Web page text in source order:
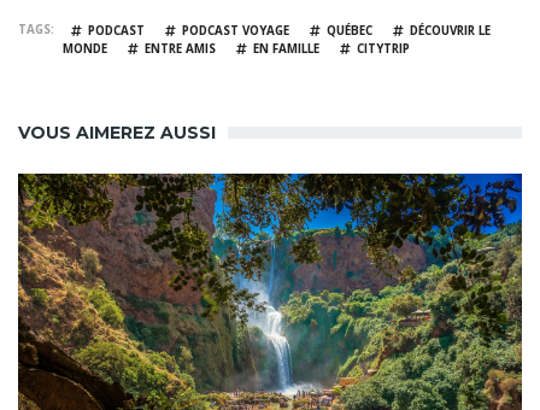
TAGS PODCAST PODCAST VOYAGE QUÉBEC
DÉCOUVRIR LE
MONDE
ENTRE AMIS EN FAMILLE CITYTRIP
VOUS AIMEREZ AUSSI